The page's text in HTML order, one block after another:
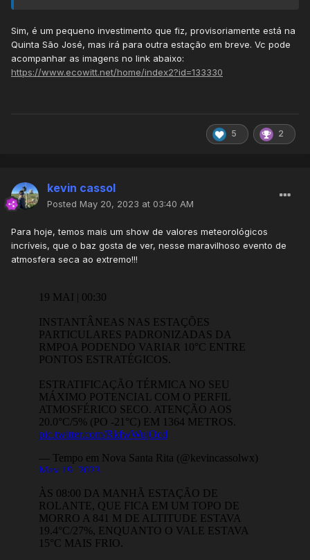
Sim, é um pequeno investimento que fiz, provisoriamente está na
Quinta São José, mas irá para outra estação em breve. Vc pode
acompanhar as imagens no link abaixo:
https://www.ecowitt.net/home/index2?id=133330
5 2
kevin cassol
Posted May 20, 2023 at 03:40 AM
Para hoje, temos mais um show de valores meteorológicos
incríveis, que o baz gosta de ver, nesse maravilhoso evento de
atmosfera seca ao extremo!!!